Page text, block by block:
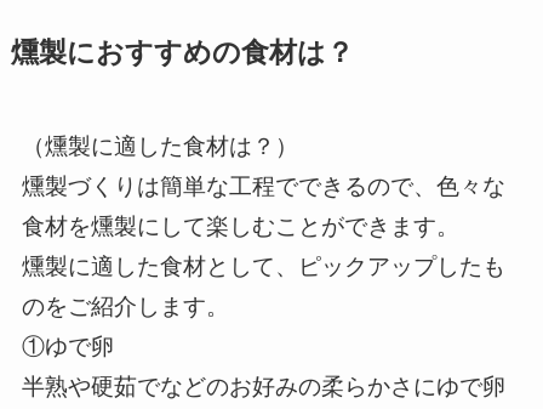
燻製におすすめの食材は？
（燻製に適した食材は？）
燻製づくりは簡単な工程でできるので、色々な
食材を燻製にして楽しむことができます。
燻製に適した食材として、ピックアップしたも
のをご紹介します。
①ゆで卵
半熟や硬茹でなどのお好みの柔らかさにゆで卵